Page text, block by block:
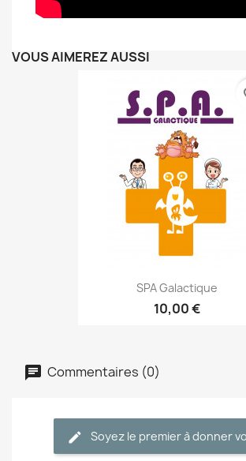
VOUS AIMEREZ AUSSI
SPA Galactique
10,00 €
Commentaires (0)
Soyez le premier à donner